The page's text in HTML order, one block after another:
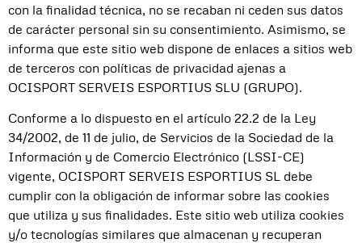
con la finalidad técnica, no se recaban ni ceden sus datos
de carácter personal sin su consentimiento. Asimismo, se
informa que este sitio web dispone de enlaces a sitios web
de terceros con políticas de privacidad ajenas a
OCISPORT SERVEIS ESPORTIUS SLU (GRUPO).
Conforme a lo dispuesto en el artículo 22.2 de la Ley
34/2002, de 11 de julio, de Servicios de la Sociedad de la
Información y de Comercio Electrónico (LSSI-CE)
vigente, OCISPORT SERVEIS ESPORTIUS SL debe
cumplir con la obligación de informar sobre las cookies
que utiliza y sus finalidades. Este sitio web utiliza cookies
y/o tecnologías similares que almacenan y recuperan